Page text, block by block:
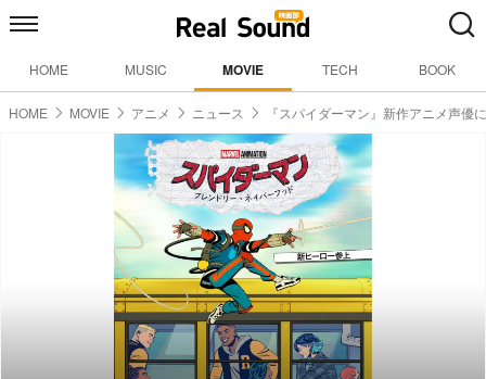
HOME MUSIC MOVIE TECH BOOK
HOME MOVIE アニメ ニュース 『スパイダーマン』新作アニメ声優